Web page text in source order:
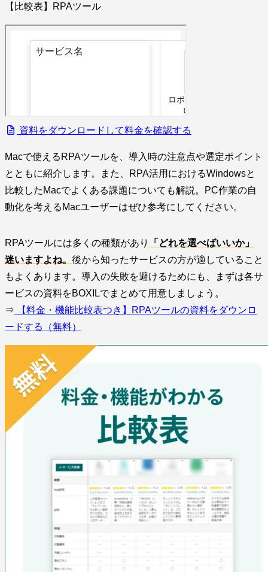
【比較表】RPAツール
資料をダウンロードして料金を確認する
Macで使えるRPAツールを、導入時の注意点や選定ポイント
とともに紹介します。また、RPA活用におけるWindowsと
比較したMacでよくある課題についても解説。PC作業の自
動化を考えるMacユーザーはぜひ参考にしてください。
RPAツールには多くの種類があり
「どれを選べばいいか」
迷いますよね。 後から知ったサービスの方が適していること
もよくあります。導入の失敗を避けるためにも、まずは各サ
ービスの資料をBOXILでまとめて用意しましょう。
⇒ 【料金・機能比較表つき】RPAツールの資料をダウンロ
ードする（無料）